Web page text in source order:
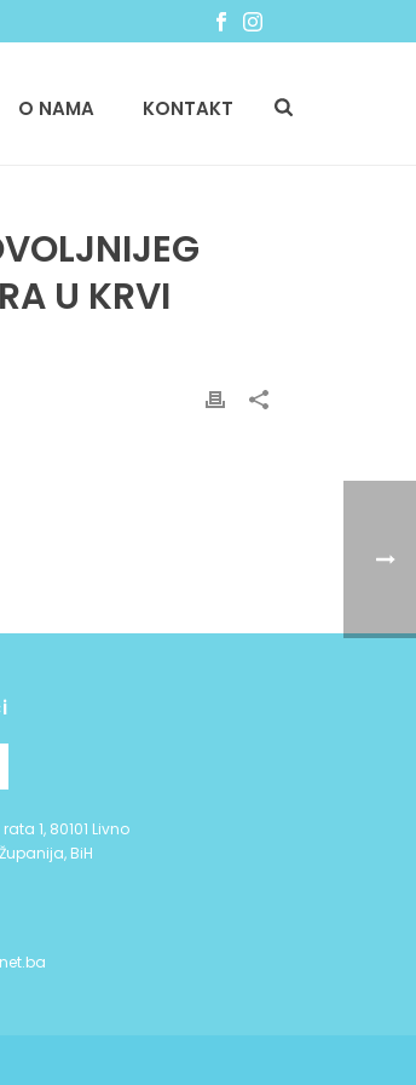
O NAMA KONTAKT
U KRVI
1, 80101 Livno
BiH